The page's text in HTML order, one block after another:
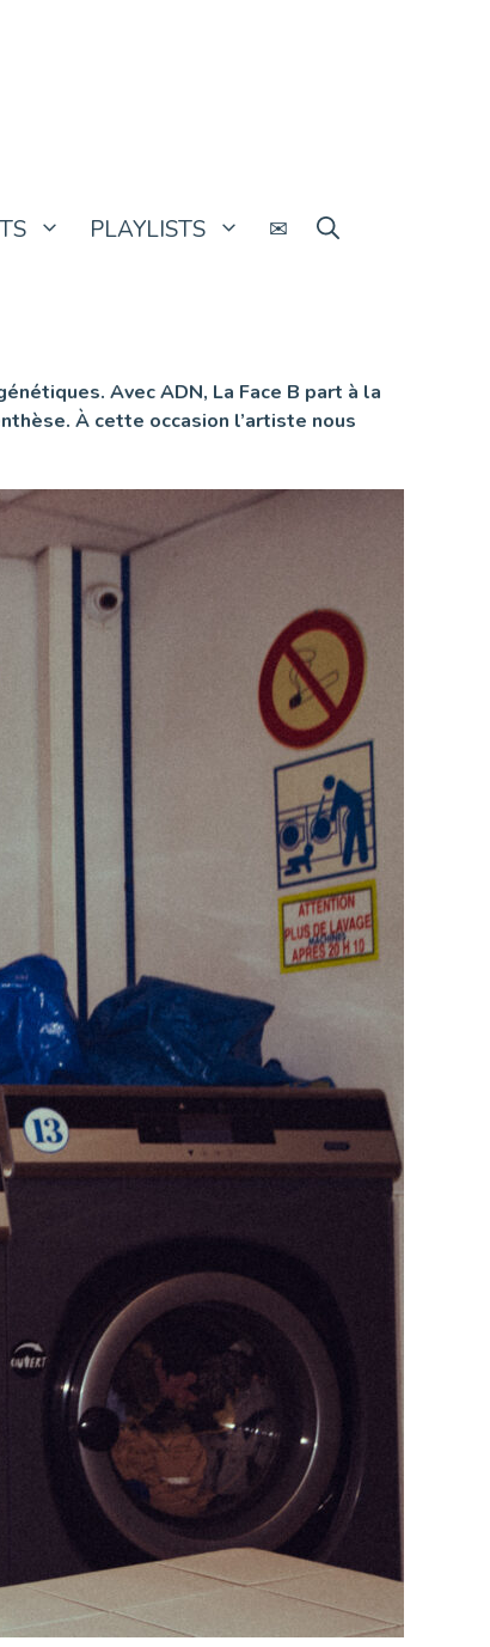
PLAYLISTS ✉
Avec ADN, La Face B part à la
À cette occasion l’artiste nous